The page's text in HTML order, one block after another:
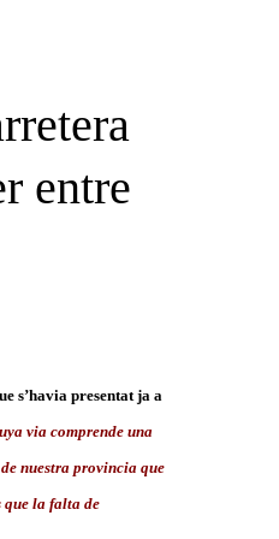
entre
s’havia presentat ja a
via comprende una
nuestra provincia que
que la falta de